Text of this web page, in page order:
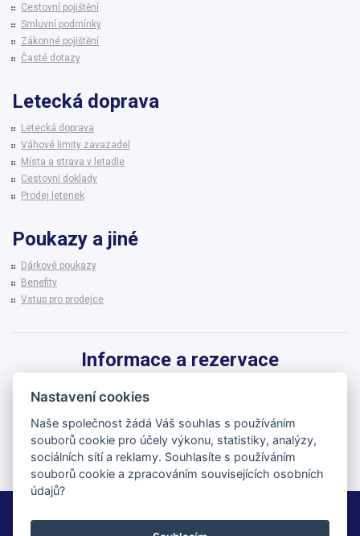
Cestovní pojištění
Smluvní podmínky
Zákonné pojištění
Časté dotazy
Letecká doprava
Letecká doprava
Váhové limity zavazadel
Místa a strava v letadle
Cestovní doklady
Prodej letenek
Poukazy a jiné
Dárkové poukazy
Benefity
Vstup pro prodejce
Informace a rezervace
542 215 256
brenna@brenna.cz
BRENNA cestovní kancelář
Nastavení cookies
Naše společnost žádá Váš souhlas s používáním
souborů cookie pro účely výkonu, statistiky, analýzy,
sociálních sítí a reklamy. Souhlasíte s používáním
souborů cookie a zpracováním souvisejících osobních
údajů?